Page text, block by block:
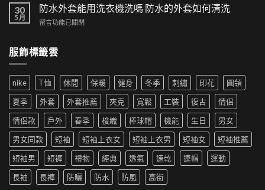
街
風
來
尚
革
新〉
中
時
尚！
工
短
褲
為
夏
季
新
寵〉
中
夫
帽
如
搭|
生
穿
搭
推
薦|
女
生
穿
推
薦〉
中
30
5 月
防水外套能用洗衣機洗嗎 防水的外套如何清洗
在
外
用
洗
衣
機
嗎
防
水
外
套
留言功能已關閉
服飾標籤雲
nike T恤 休閒 保暖 健身 冬季 刺繡 印花
圓領
夏季
外套 外套推薦 夾克 寬鬆 工裝 復古
情侶
情侶款
戶外 春季 梭織 棒球帽 機能 生日
男女
男女同款
短袖 短袖上衣女 短袖上衣男 短袖女
短袖推薦
短袖男
短褲 禮物 經典 透氣 速乾 連帽
運動
長袖
長褲 防曬 防水 防風 高街